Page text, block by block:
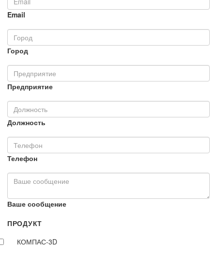
Email
Город
Предприятие
Должность
Телефон
Ваше сообщение
ПРОДУКТ
КОМПАС-3D